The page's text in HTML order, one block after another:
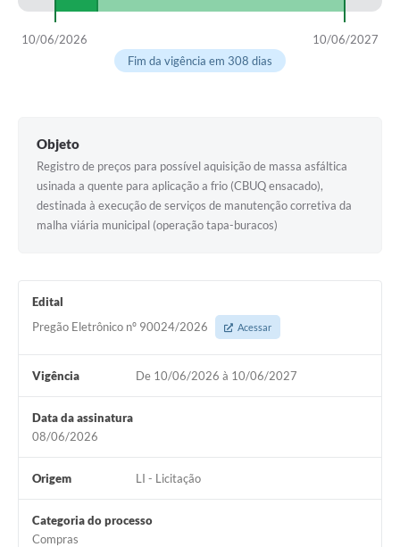
10/06/2026
10/06/2027
Fim da vigência em 308 dias
Objeto
Registro de preços para possível aquisição de massa asfáltica
usinada a quente para aplicação a frio (CBUQ ensacado),
destinada à execução de serviços de manutenção corretiva da
malha viária municipal (operação tapa-buracos)
Edital
Pregão Eletrônico nº 90024/2026
Acessar
Vigência De 10/06/2026 à 10/06/2027
Data da assinatura
08/06/2026
Origem LI - Licitação
Categoria do processo
Compras